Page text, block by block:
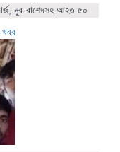
নুর-রাশেদসহ আহত ৫০